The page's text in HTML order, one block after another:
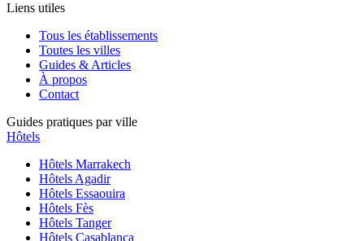
Liens utiles
Tous les établissements
Toutes les villes
Guides & Articles
À propos
Contact
Guides pratiques par ville
Hôtels
Hôtels Marrakech
Hôtels Agadir
Hôtels Essaouira
Hôtels Fès
Hôtels Tanger
Hôtels Casablanca